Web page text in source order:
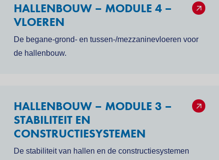
HALLENBOUW – MODULE 4 –
VLOEREN
De begane-grond- en tussen-/mezzaninevloeren voor
de hallenbouw.
HALLENBOUW – MODULE 3 –
STABILITEIT EN
CONSTRUCTIESYSTEMEN
De stabiliteit van hallen en de constructiesystemen